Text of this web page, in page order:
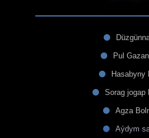
Pul
Hasabyny
Sorag jogap
Agza
Aýdym